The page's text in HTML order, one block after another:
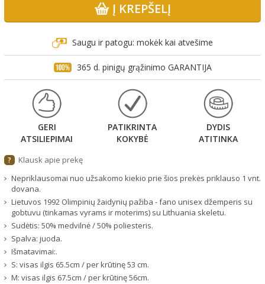
Į KREPŠELĮ
Saugu ir patogu: mokėk kai atvešime
365 d. pinigų grąžinimo GARANTIJA
GERI
ATSILIEPIMAI
PATIKRINTA
KOKYBĖ
DYDIS
ATITINKA
?
Klausk apie prekę
Nepriklausomai nuo užsakomo kiekio prie šios prekės priklauso 1 vnt.
dovana.
Lietuvos 1992 Olimpinių žaidynių pažiba - fano unisex džemperis su
gobtuvu (tinkamas vyrams ir moterims) su Lithuania skeletu.
Sudėtis: 50% medvilnė / 50% poliesteris.
Spalva: juoda.
Išmatavimai:.
S: visas ilgis 65.5cm / per krūtinę 53 cm.
M: visas ilgis 67.5cm / per krūtinę 56cm.